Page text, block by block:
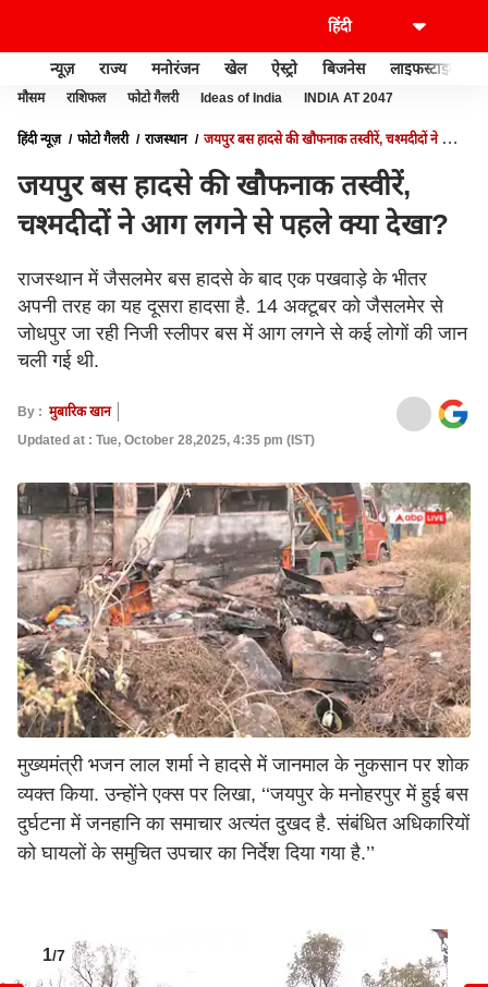
न्यूज़ राज्य मनोरंजन खेल ऐस्ट्रो बिजनेस लाइफस्टाइल
मौसम राशिफल फोटो गैलरी Ideas of India INDIA AT 2047
हिंदी न्यूज़ फोटो गैलरी राजस्थान
जयपुर बस हादसे की खौफनाक तस्वीरें, चश्मदीदों ने आग
जयपुर बस हादसे की खौफनाक तस्वीरें,
चश्मदीदों ने आग लगने से पहले क्या देखा?
राजस्थान में जैसलमेर बस हादसे के बाद एक पखवाड़े के भीतर
अपनी तरह का यह दूसरा हादसा है. 14 अक्टूबर को जैसलमेर से
जोधपुर जा रही निजी स्लीपर बस में आग लगने से कई लोगों की जान
चली गई थी.
By : मुबारिक खान
Updated at : Tue, October 28,2025, 4:35 pm (IST)
मुख्यमंत्री भजन लाल शर्मा ने हादसे में जानमाल के नुकसान पर शोक
व्यक्त किया. उन्होंने एक्स पर लिखा, ‘‘जयपुर के मनोहरपुर में हुई बस
दुर्घटना में जनहानि का समाचार अत्यंत दुखद है. संबंधित अधिकारियों
को घायलों के समुचित उपचार का निर्देश दिया गया है.’’
1/7